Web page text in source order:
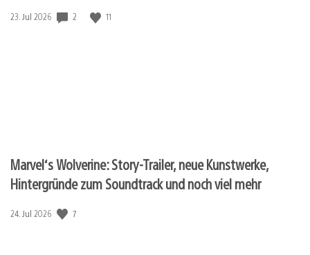
Veröffentlichungsdatum:
23. Jul 2026 2 11
Marvel‘s Wolverine: Story-Trailer, neue Kunstwerke,
Hintergründe zum Soundtrack und noch viel mehr
Veröffentlichungsdatum:
24. Jul 2026 7